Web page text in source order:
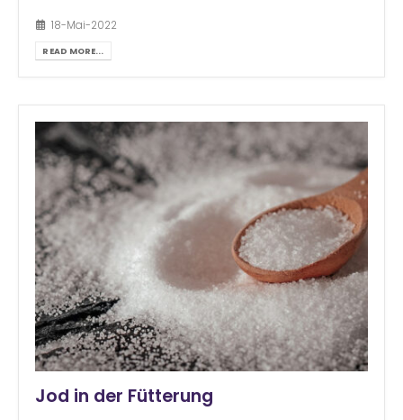
18-Mai-2022
READ MORE...
Jod in der Fütterung